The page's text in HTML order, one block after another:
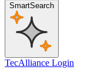
SmartSearch
TecAlliance Login